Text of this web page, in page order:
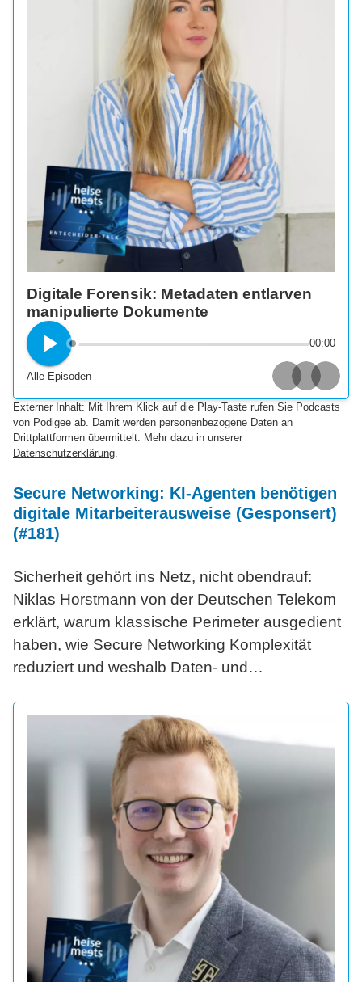
Digitale Forensik: Metadaten entlarven
manipulierte Dokumente
00:00
Alle Episoden
Apple PodcastsSpotify Deezer
Externer Inhalt: Mit Ihrem Klick auf die Play-Taste rufen Sie Podcasts
von Podigee ab. Damit werden personenbezogene Daten an
Drittplattformen übermittelt. Mehr dazu in unserer
Datenschutzerklärung
Secure Networking: KI-Agenten benötigen
digitale Mitarbeiterausweise (Gesponsert)
(#181)
Sicherheit gehört ins Netz, nicht obendrauf:
Niklas Horstmann von der Deutschen Telekom
erklärt, warum klassische Perimeter ausgedient
haben, wie Secure Networking Komplexität
reduziert und weshalb Daten- und
Frage werden.